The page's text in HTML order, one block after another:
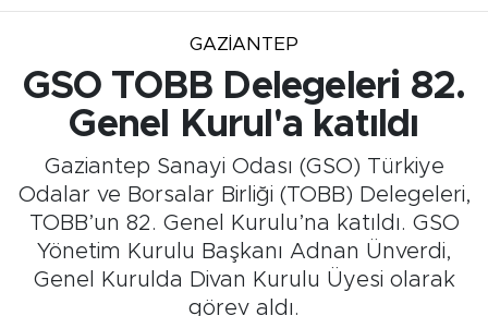
GAZIANTEP
GSO TOBB Delegeleri 82.
Genel Kurul'a katıldı
Gaziantep Sanayi Odası (GSO) Türkiye
Odalar ve Borsalar Birliği (TOBB) Delegeleri,
TOBB’un 82. Genel Kurulu’na katıldı. GSO
Yönetim Kurulu Başkanı Adnan Ünverdi,
Genel Kurulda Divan Kurulu Üyesi olarak
görev aldı.
Süper Lig Puan Durumu ve Fikstür
Son Dakika Haberleri
Haber Arşivi